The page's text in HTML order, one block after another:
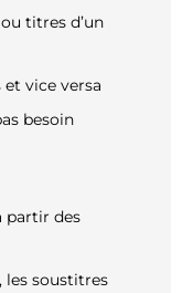
titres d’un
vice versa
besoin
partir des
les soustitres